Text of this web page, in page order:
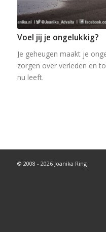
Voel jij je ongelukkig?
Je geheugen maakt je
zorgen over verleden en
nu leeft.
© 2008 - 2026 Joanika Ring